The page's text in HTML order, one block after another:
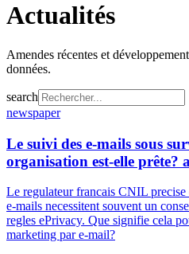
Actualités
Amendes récentes et
données.
search
newspaper
Le suivi des e-mails sous
organisation est-elle prête?
Le regulateur francais CNIL
e-mails necessitent souvent un
regles ePrivacy. Que signifie cela
marketing par e-mail?